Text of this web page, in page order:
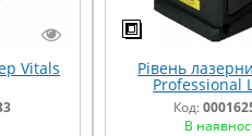
Vitals Рівень
Professional
Код:
В